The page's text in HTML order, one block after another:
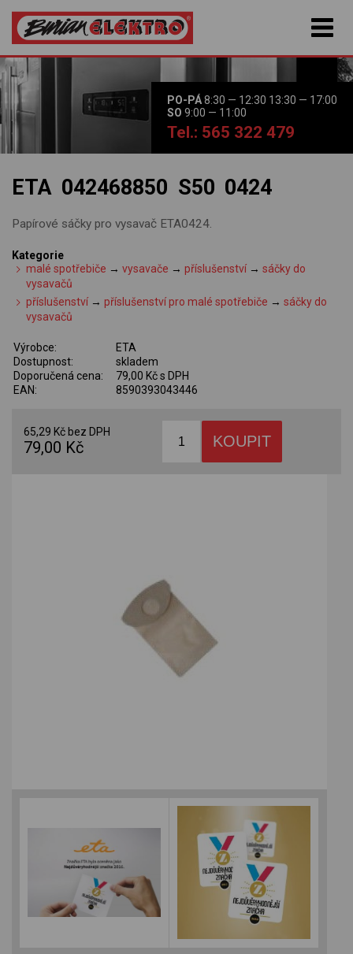
PO-PÁ8:30 — 12:30 13:30 — 17:00
SO 9:00 — 11:00
Tel.: 565 322 479
ETA 042468850 S50 0424
Papírové sáčky pro vysavač ETA0424.
Kategorie
malé spotřebiče →vysavače →příslušenství →sáčky do
vysavačů
příslušenství →příslušenství pro malé spotřebiče →sáčky do
vysavačů
Výrobce:
ETA
Dostupnost:
skladem
Doporučená cena:
79,00 Kč s DPH
EAN:
8590393043446
65,29 Kč bez DPH
79,00 Kč